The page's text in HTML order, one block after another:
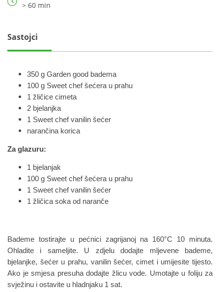
> 60 min
Sastojci
350 g Garden good badema
100 g Sweet chef šećera u prahu
1 žličice cimeta
2 bjelanjka
1 Sweet chef vanilin šećer
narančina korica
Za glazuru:
1 bjelanjak
100 g Sweet chef šećera u prahu
1 Sweet chef vanilin šećer
1 žličica soka od naranče
Bademe tostirajte u pećnici zagrijanoj na 160°C 10 minuta.
Ohladite i sameljite. U zdjelu dodajte mljevene bademe,
bjelanjke, šećer u prahu, vanilin šećer, cimet i umijesite tijesto.
Ako je smjesa presuha dodajte žlicu vode. Umotajte u foliju za
svježinu i ostavite u hladnjaku 1 sat.